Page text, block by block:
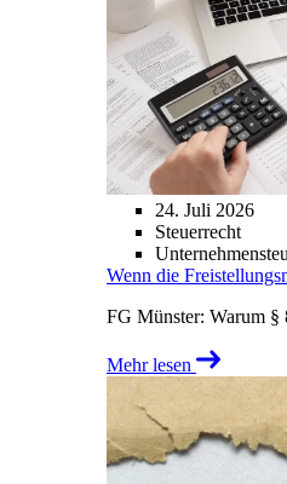
24. Juli 2026
Steuerrecht
Wenn die
FG Münster: Warum §
Mehr lesen